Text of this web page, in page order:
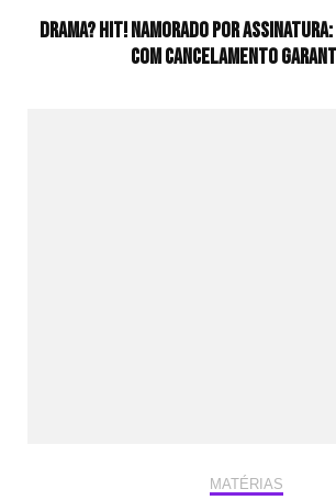
Drama? HIT! Namorado por Assinatura:
com cancelamento
MATÉRIAS